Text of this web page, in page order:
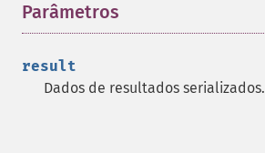
Parâmetros
result
Dados de resultados serializados.